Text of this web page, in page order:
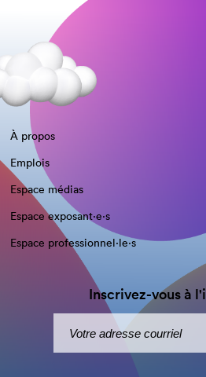
À propos
Emplois
Espace médias
Espace exposant·e⋅s
Espace professionnel·le⋅s
Inscrivez-vous à